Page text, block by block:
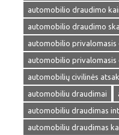
automobilio draudimo
automobilio draudimo
automobilio privalomasis
automobilio privalomasis
automobilių civilinės
automobiliu draudimai
automobiliu draudimas
automobiliu draudimas